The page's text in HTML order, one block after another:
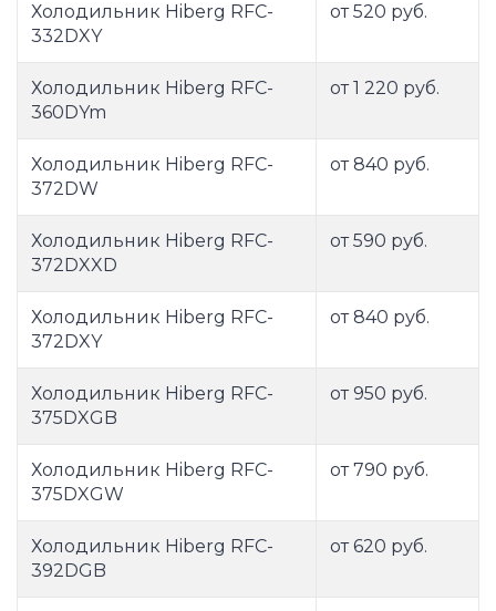
Холодильник Hiberg RFC-
332DXY
от 520 руб.
Холодильник Hiberg RFC-
360DYm
от 1 220 руб.
Холодильник Hiberg RFC-
372DW
от 840 руб.
Холодильник Hiberg RFC-
372DXXD
от 590 руб.
Холодильник Hiberg RFC-
372DXY
от 840 руб.
Холодильник Hiberg RFC-
375DXGB
от 950 руб.
Холодильник Hiberg RFC-
375DXGW
от 790 руб.
Холодильник Hiberg RFC-
392DGB
от 620 руб.